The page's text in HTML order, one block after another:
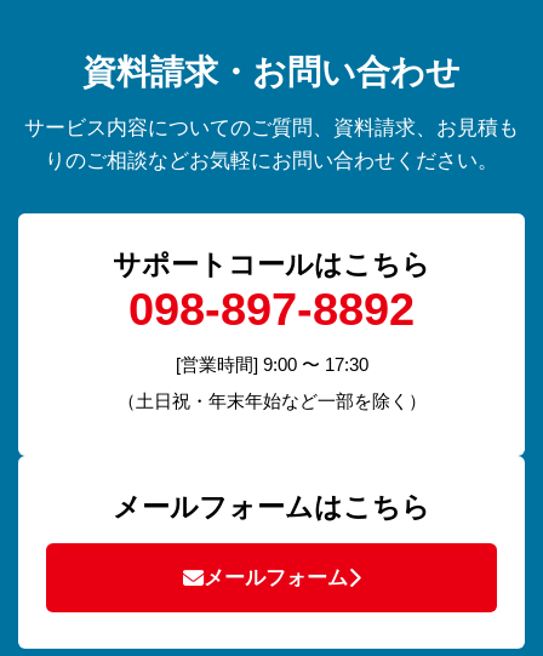
資料請求・お問い合わせ
サービス内容についてのご質問、資料請求、お見積も
りのご相談などお気軽にお問い合わせください。
サポートコールはこちら
098-897-8892
[営業時間] 9:00 〜 17:30
（土日祝・年末年始など一部を除く）
メールフォームはこちら
メールフォーム